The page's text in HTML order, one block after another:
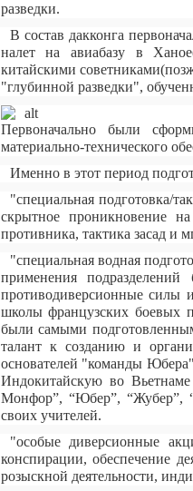
разведки.
В состав дакконга
налет на авиабазу в
китайскими
"глубинной разведки",
Первоначально были
материально-технического
Именно в этот период
"специальная подготовка/
скрытное проникновение
противника, тактика засад и
"специальная водная
применения
противодиверсионные силы
школы французских боевых
были самыми
талант к созданию и
основателей "команды
Индокитайскую во
Монфор”, “Юбер”, “Жубер”,
своих учителей.
"особые диверсионные
конспирации, обеспечение
розыскной деятельности,